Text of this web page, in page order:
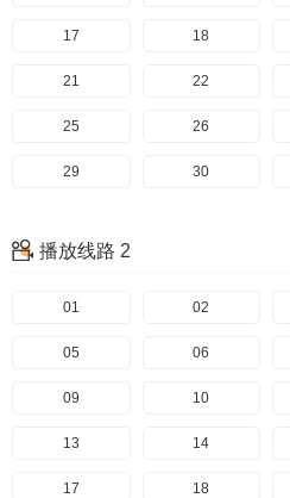
17 18
21 22
25 26
29 30
37
41 42
45 46
49 50
53 54
57 58
播放线路 2
01 02
05 06
09 10
13 14
17 18